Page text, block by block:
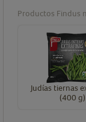
Productos Findus
Judías tiernas
(400 g)